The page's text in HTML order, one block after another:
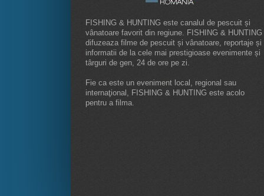
FISHING & HUNTING este canalul de pescuit și
vânatoare favorit din regiune. FISHING & HUNTING
difuzeaza filme de pescuit și vânatoare, reportaje și
informatii de la cele mai prestigioase evenimente și
târguri de gen, 24 de ore pe zi.
Fie ca este un eveniment local, regional sau
internaţional, FISHING & HUNTING este acolo
pentru a filma.